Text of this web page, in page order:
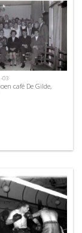
03
café De Gilde,